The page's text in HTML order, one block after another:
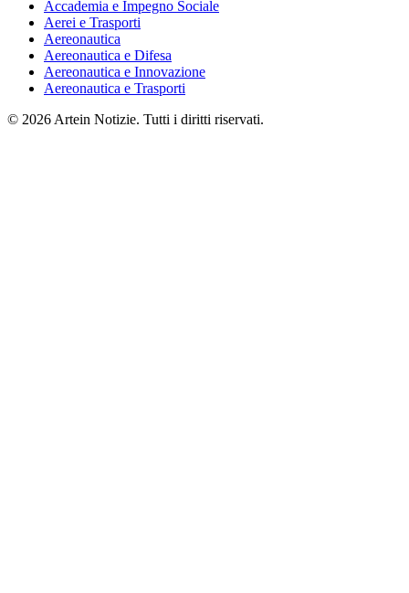
Accademia e Impegno Sociale
Aerei e Trasporti
Aereonautica
Aereonautica e Difesa
Aereonautica e Innovazione
Aereonautica e Trasporti
© 2026 Artein Notizie. Tutti i diritti riservati.